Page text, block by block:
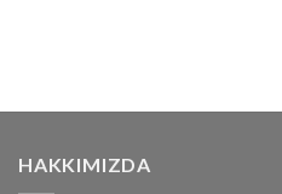
HAKKIMIZDA